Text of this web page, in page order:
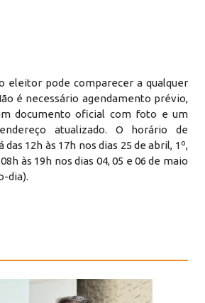
eleitor pode comparecer a qualquer
é necessário agendamento prévio,
documento oficial com foto e um
atualizado. O horário de
12h às 17h nos dias 25 de abril, 1º,
às 19h nos dias 04, 05 e 06 de maio
dia).